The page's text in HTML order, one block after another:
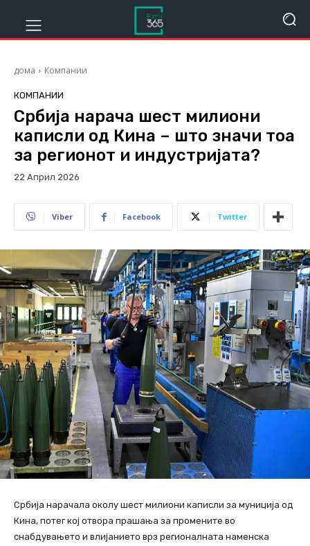
дома Компании
КОМПАНИИ
Србија нарача шест милиони
каписли од Кина – што значи тоа
за регионот и индустријата?
22 Април 2026
Viber Facebook Twitter
Србија нарачала околу шест милиони каписли за муниција од
Кина, потег кој отвора прашања за промените во
снабдувањето и влијанието врз регионалната наменска